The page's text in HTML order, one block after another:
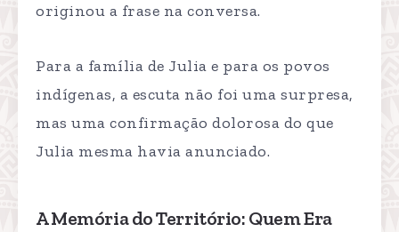
originou a frase na conversa.
Para a família de Julia e para os povos
indígenas, a escuta não foi uma surpresa,
mas uma confirmação dolorosa do que
Julia mesma havia anunciado.
A Memória do Território: Quem Era